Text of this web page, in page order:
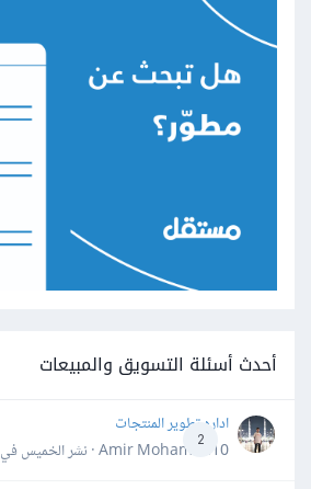
أحدث أسئلة التسويق والمبيعات
2
اداره تطوير المنتجات
Amir Mohamed10 · نشر
الخميس في 05:16